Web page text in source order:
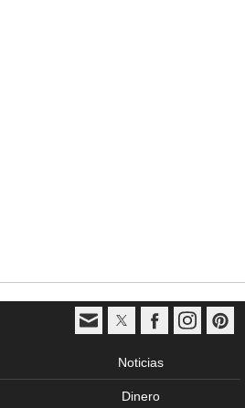
Noticias
Dinero